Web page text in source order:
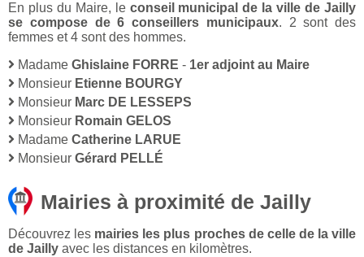
En plus du Maire, le conseil municipal de la ville de Jailly
se compose de 6 conseillers municipaux. 2 sont des
femmes et 4 sont des hommes.
Madame Ghislaine FORRE - 1er adjoint au Maire
Monsieur Etienne BOURGY
Monsieur Marc DE LESSEPS
Monsieur Romain GELOS
Madame Catherine LARUE
Monsieur Gérard PELLÉ
Mairies à proximité de Jailly
Découvrez les mairies les plus proches de celle de la ville
de Jailly avec les distances en kilomètres.